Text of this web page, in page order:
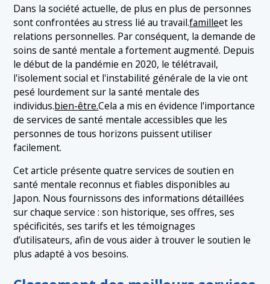
mentale
＋
1.1 1. Conseil Coconala
1.2 2. BetterHelp
1.3 3. TELL (Tokyo English Lifeline)
1.4 4. Salle de consultation Uraraka
2. Conclusion
Dans la société actuelle, de plus en plus de personnes
sont confrontées au stress lié au travail.familleet les
relations personnelles. Par conséquent, la demande de
soins de santé mentale a fortement augmenté. Depuis
le début de la pandémie en 2020, le télétravail,
l'isolement social et l'instabilité générale de la vie ont
pesé lourdement sur la santé mentale des
individus.bien-être.Cela a mis en évidence l'importance
de services de santé mentale accessibles que les
personnes de tous horizons puissent utiliser
facilement.
Cet article présente quatre services de soutien en
santé mentale reconnus et fiables disponibles au
Japon. Nous fournissons des informations détaillées
sur chaque service : son historique, ses offres, ses
spécificités, ses tarifs et les témoignages
d’utilisateurs, afin de vous aider à trouver le soutien le
plus adapté à vos besoins.